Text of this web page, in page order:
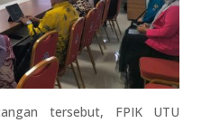
tersebut, FPIK UTU